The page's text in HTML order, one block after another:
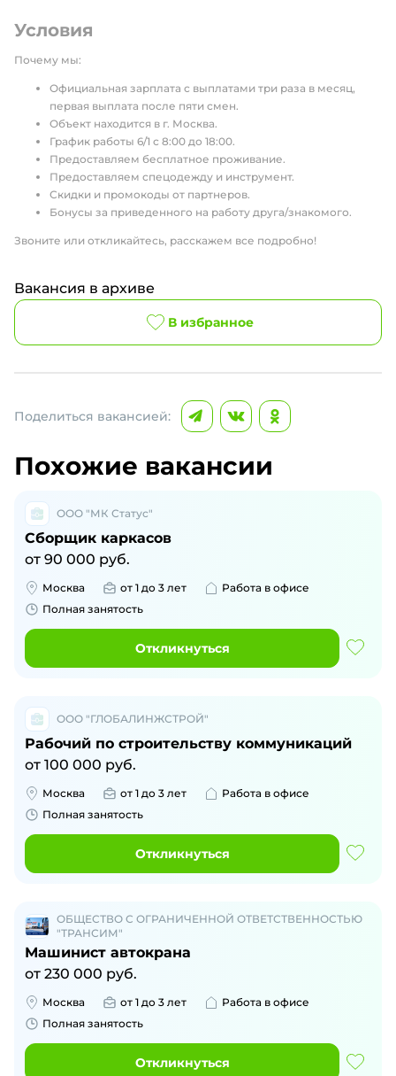
Условия
Почему мы:
Официальная зарплата с выплатами три раза в месяц,
первая выплата после пяти смен.
Объект находится в г. Москва.
График работы 6/1 с 8:00 до 18:00.
Предоставляем бесплатное проживание.
Предоставляем спецодежду и инструмент.
Скидки и промокоды от партнеров.
Бонусы за приведенного на работу друга/знакомого.
Звоните или откликайтесь, расскажем все подробно!
Вакансия в архиве
В избранное
Поделиться вакансией:
Похожие вакансии
ООО "МК Статус"
Сборщик каркасов
от 90 000 руб.
Москва от 1 до 3 лет
Работа в офисе
Полная занятость
Откликнуться
ООО "ГЛОБАЛИНЖСТРОЙ"
Рабочий по строительству коммуникаций
от 100 000 руб.
Москва от 1 до 3 лет
Работа в офисе
Полная занятость
Откликнуться
ОБЩЕСТВО С ОГРАНИЧЕННОЙ ОТВЕТСТВЕННОСТЬЮ
"ТРАНСИМ"
Машинист автокрана
от 230 000 руб.
Москва от 1 до 3 лет
Работа в офисе
Полная занятость
Откликнуться